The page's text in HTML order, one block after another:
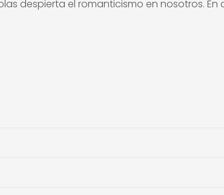
despierta el romanticismo en nosotros.